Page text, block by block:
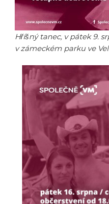
Hříšný tanec, v pátek 9.
v zámeckém parku ve